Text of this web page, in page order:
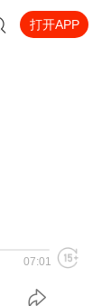
打开APP
07:01